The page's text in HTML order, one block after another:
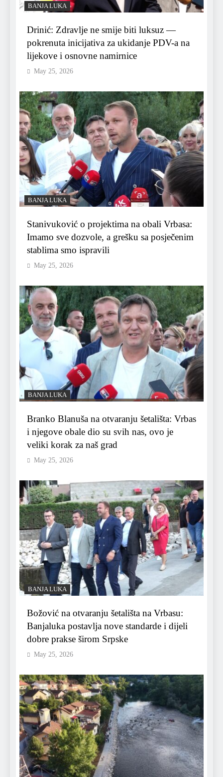
BANJA LUKA
Drinić: Zdravlje ne smije biti luksuz —
pokrenuta inicijativa za ukidanje PDV-a na
lijekove i osnovne namirnice
May 25, 2026
BANJA LUKA
Stanivuković o projektima na obali Vrbasa:
Imamo sve dozvole, a grešku sa posječenim
stablima smo ispravili
May 25, 2026
BANJA LUKA
Branko Blanuša na otvaranju šetališta: Vrbas
i njegove obale dio su svih nas, ovo je
veliki korak za naš grad
May 25, 2026
BANJA LUKA
Božović na otvaranju šetališta na Vrbasu:
Banjaluka postavlja nove standarde i dijeli
dobre prakse širom Srpske
May 25, 2026